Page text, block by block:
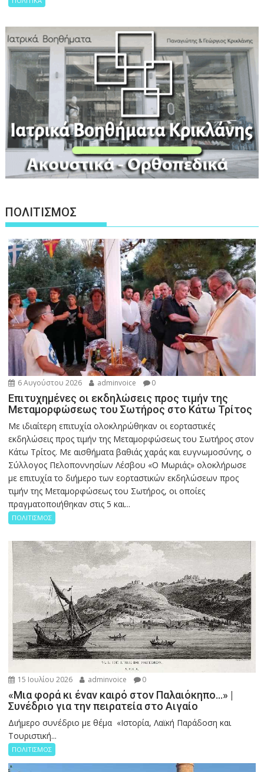
ΠΟΛΙΤΙΣΜΟΣ
6 Αυγούστου 2026 adminvoice 0
Επιτυχημένες οι εκδηλώσεις προς τιμήν της
Μεταμορφώσεως του Σωτήρος στο Κάτω Τρίτος
Με ιδιαίτερη επιτυχία ολοκληρώθηκαν οι εορταστικές
εκδηλώσεις προς τιμήν της Μεταμορφώσεως του Σωτήρος στον
Κάτω Τρίτος. Με αισθήματα βαθιάς χαράς και ευγνωμοσύνης, ο
Σύλλογος Πελοποννησίων Λέσβου «Ο Μωριάς» ολοκλήρωσε
με επιτυχία το διήμερο των εορταστικών εκδηλώσεων προς
τιμήν της Μεταμορφώσεως του Σωτήρος, οι οποίες
πραγματοποιήθηκαν στις 5 και...
ΠΟΛΙΤΙΣΜΟΣ
15 Ιουλίου 2026 adminvoice 0
«Μια φορά κι έναν καιρό στον Παλαιόκηπο…» |
Συνέδριο για την πειρατεία στο Αιγαίο
Διήμερο συνέδριο με θέμα «Ιστορία, Λαϊκή Παράδοση και
Τουριστική...
ΠΟΛΙΤΙΣΜΟΣ